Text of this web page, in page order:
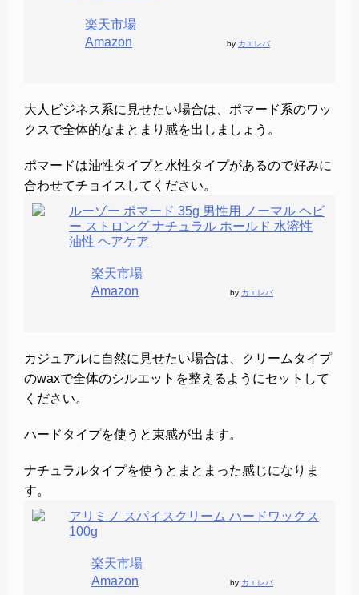
楽天市場
Amazon
by カエレバ
大人ビジネス系に見せたい場合は、ポマード系のワッ
クスで全体的なまとまり感を出しましょう。
ポマードは油性タイプと水性タイプがあるので好みに
合わせてチョイスしてください。
ルーゾー ポマード 35g 男性用 ノーマル ヘビ
ー ストロング ナチュラル ホールド 水溶性
油性 ヘアケア
楽天市場
Amazon
by カエレバ
カジュアルに自然に見せたい場合は、クリームタイプ
のwaxで全体のシルエットを整えるようにセットして
ください。
ハードタイプを使うと束感が出ます。
ナチュラルタイプを使うとまとまった感じになりま
す。
アリミノ スパイスクリーム ハードワックス
100g
楽天市場
Amazon
by カエレバ